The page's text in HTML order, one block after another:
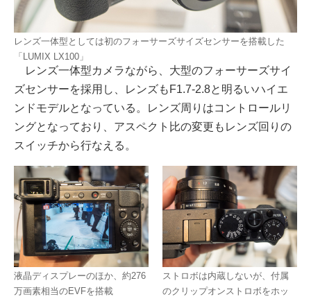
レンズ一体型としては初のフォーサーズサイズセンサーを搭載した
「LUMIX LX100」
レンズ一体型カメラながら、大型のフォーサーズサイ
ズセンサーを採用し、レンズもF1.7-2.8と明るいハイエ
ンドモデルとなっている。レンズ周りはコントロールリ
ングとなっており、アスペクト比の変更もレンズ回りの
スイッチから行なえる。
液晶ディスプレーのほか、約276
万画素相当のEVFを搭載
ストロボは内蔵しないが、付属
のクリップオンストロボをホッ